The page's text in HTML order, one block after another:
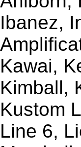
Ibanez,
Kawai,
Kimball,
Kustom
Line 6,